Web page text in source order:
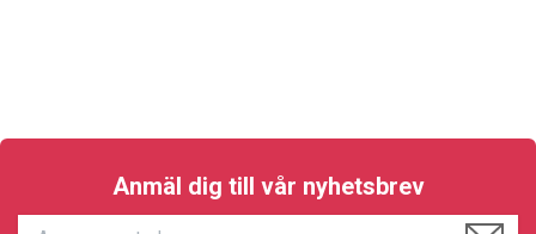
Anmäl dig till vår nyhetsbrev